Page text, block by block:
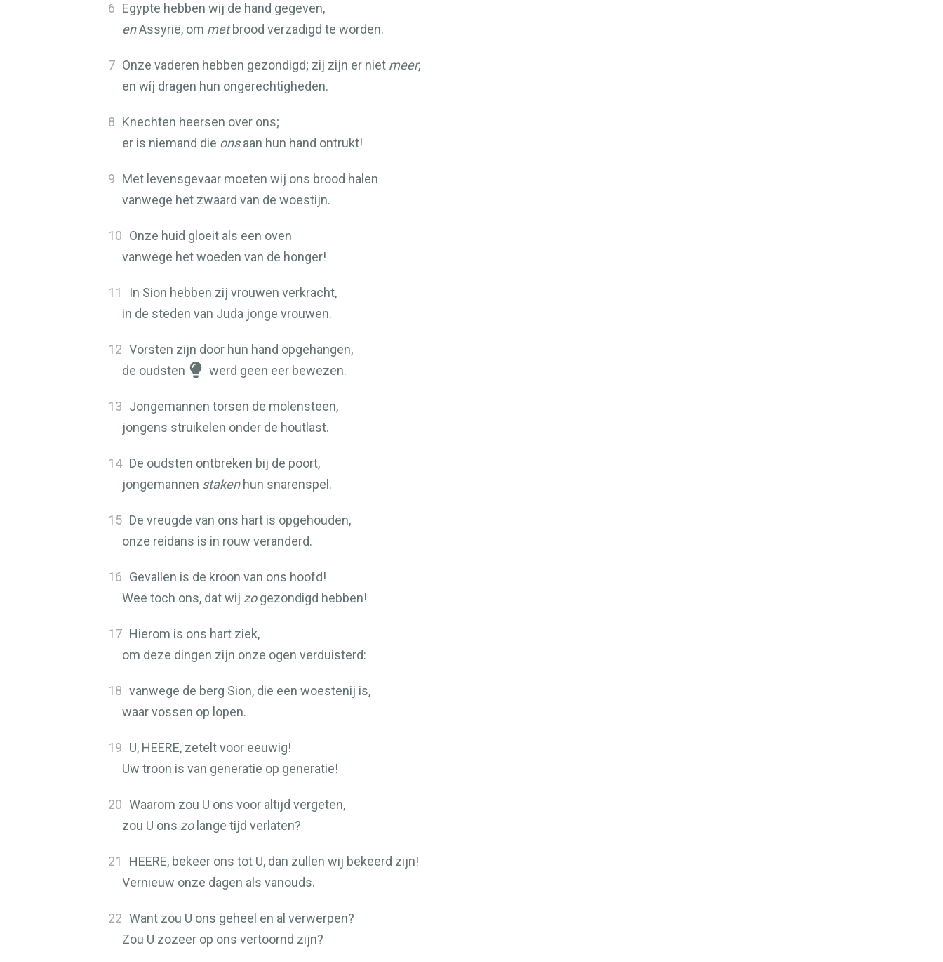
6 Egypte hebben wij de hand gegeven,
enAssyrië, om metbrood verzadigd te worden.
7 Onze vaderen hebben gezondigd; zij zijn er niet meer,
en wíj dragen hun ongerechtigheden.
8 Knechten heersen over ons;
er is niemand die onsaan hun hand ontrukt!
9 Met levensgevaar moeten wij ons brood halen
vanwege het zwaard van de woestijn.
10 Onze huid gloeit als een oven
vanwege het woeden van de honger!
11
In Sion hebben zij vrouwen verkracht,
in de steden van Juda jonge vrouwen.
12 Vorsten zijn door hun hand opgehangen,
de oudsten
werd geen eer bewezen.
13 Jongemannen torsen de molensteen,
jongens struikelen onder de houtlast.
14 De oudsten ontbreken bij de poort,
jongemannen stakenhun snarenspel.
15 De vreugde van ons hart is opgehouden,
onze reidans is in rouw veranderd.
16 Gevallen is de kroon van ons hoofd!
Wee toch ons, dat wij zogezondigd hebben!
17 Hierom is ons hart ziek,
om deze dingen zijn onze ogen verduisterd:
18 vanwege de berg Sion, die een woestenij is,
waar vossen op lopen.
19 U, HEERE, zetelt voor eeuwig!
Uw troon is van generatie op generatie!
20 Waarom zou U ons voor altijd vergeten,
zou U ons zolange tijd verlaten?
21 HEERE, bekeer ons tot U, dan zullen wij bekeerd zijn!
Vernieuw onze dagen als vanouds.
22 Want zou U ons geheel en al verwerpen?
Zou U zozeer op ons vertoornd zijn?